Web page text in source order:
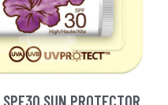
SUN PROTECTOR